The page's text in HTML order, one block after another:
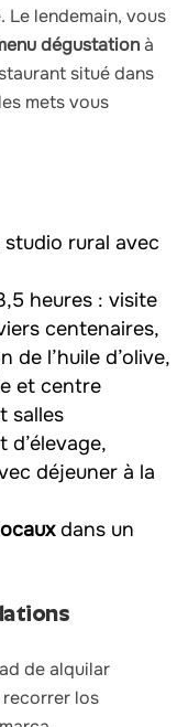
Le lendemain, vous
dégustationà
situé dans
mets vous
rural avec
heures : visite
centenaires,
de l’huile d’olive,
et centre
salles
d’élevage,
déjeuner à la
dans un
de alquilar
los